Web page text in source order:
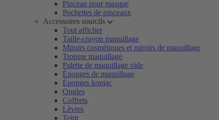
Pinceau pour masque
Pochettes de pinceaux
Accessoires sourcils
Tout afficher
Taille-crayon maquillage
Miroirs cosmétiques et miroirs de maquillage
Trousse maquillage
Palette de maquillage vide
Éponges de maquillage
Éponges konjac
Ongles
Coffrets
Lèvres
Teint